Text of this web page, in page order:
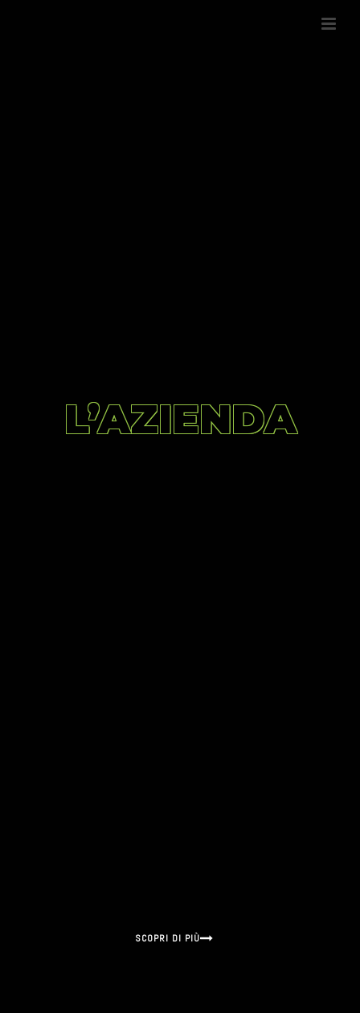
L’AZIENDA
SCOPRI DI PIÙ